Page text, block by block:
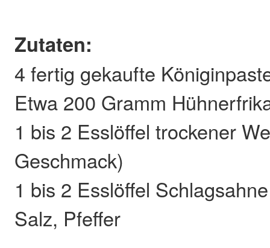
Zutaten:
4 fertig gekaufte
Etwa 200 Gramm
1 bis 2 Esslöffel trockener
Geschmack)
1 bis 2 Esslöffel Schlagsahne
Salz, Pfeffer